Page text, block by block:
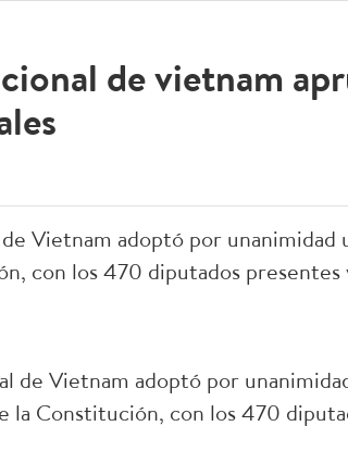
de vietnam
de Vietnam adoptó por
con los 470 diputados presentes
de Vietnam adoptó por
la Constitución, con los 470